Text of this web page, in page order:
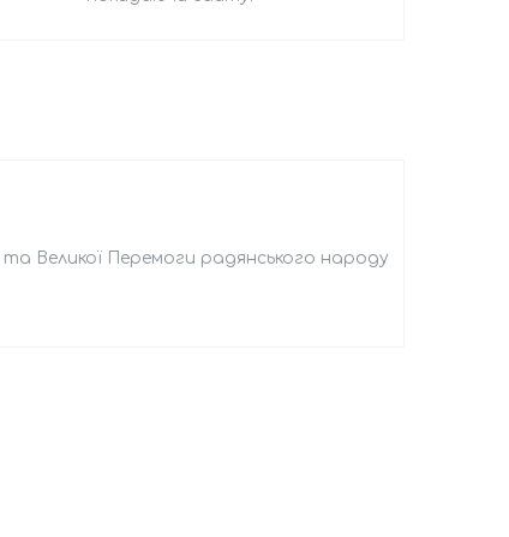
та Великої Перемоги радянського народу